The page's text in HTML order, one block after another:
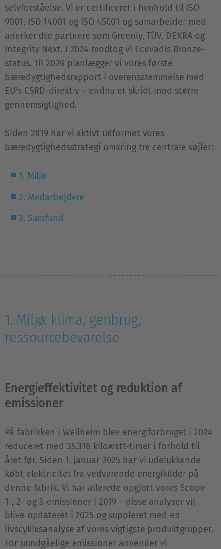
selvforståelse. Vi er certificeret i henhold til ISO
9001, ISO 14001 og ISO 45001 og samarbejder med
anerkendte partnere som Greenly, TÜV, DEKRA og
Integrity Next. I 2024 modtog vi Ecovadis Bronze-
status. Til 2026 planlægger vi vores første
bæredygtighedsrapport i overensstemmelse med
EU's CSRD-direktiv – endnu et skridt mod større
gennemsigtighed.
Siden 2019 har vi aktivt udformet vores
bæredygtighedsstrategi omkring tre centrale søjler:
1. Miljø
2. Medarbejdere
3. Samfund
1. Miljø: klima, genbrug,
ressourcebevarelse
Energieffektivitet og reduktion af
emissioner
På fabrikken i Weilheim blev energiforbruget i 2024
reduceret med 35.316 kilowatt-timer i forhold til
året før. Siden 1. januar 2025 har vi udelukkende
købt elektricitet fra vedvarende energikilder på
denne fabrik. Vi har allerede opgjort vores Scope
1-, 2- og 3-emissioner i 2019 – disse analyser vil
blive opdateret i 2025 og suppleret med en
livscyklusanalyse af vores vigtigste produktgrupper.
For uundgåelige emissioner anvender vi